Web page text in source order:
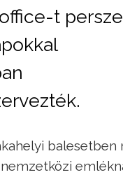
t persze
balesetben